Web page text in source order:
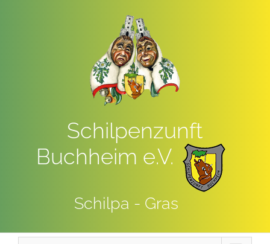
Schilpenzunft
Buchheim e.V.
Schilpa - Gras